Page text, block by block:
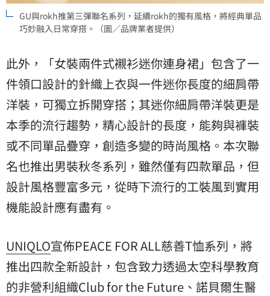
GU與rokh推第三彈聯名系列，延續rokh的獨有風格，將經典單品
巧妙融入日常穿搭。（圖／品牌業者提供）
此外，「女裝兩件式襯衫迷你連身裙」包含了一
件領口設計的針織上衣與一件迷你長度的細肩帶
洋裝，可獨立拆開穿搭；其迷你細肩帶洋裝更是
本季的流行趨勢，精心設計的長度，能夠與褲裝
或不同單品疊穿，創造多變的時尚風格。本次聯
名也推出男裝秋冬系列，雖然僅有四款單品，但
設計風格豐富多元，從時下流行的工裝風到實用
機能設計應有盡有。
UNIQLO宣佈PEACE FOR ALL慈善T恤系列，將
推出四款全新設計，包含致力透過太空科學教育
的非營利組織Club for the Future、諾貝爾生醫